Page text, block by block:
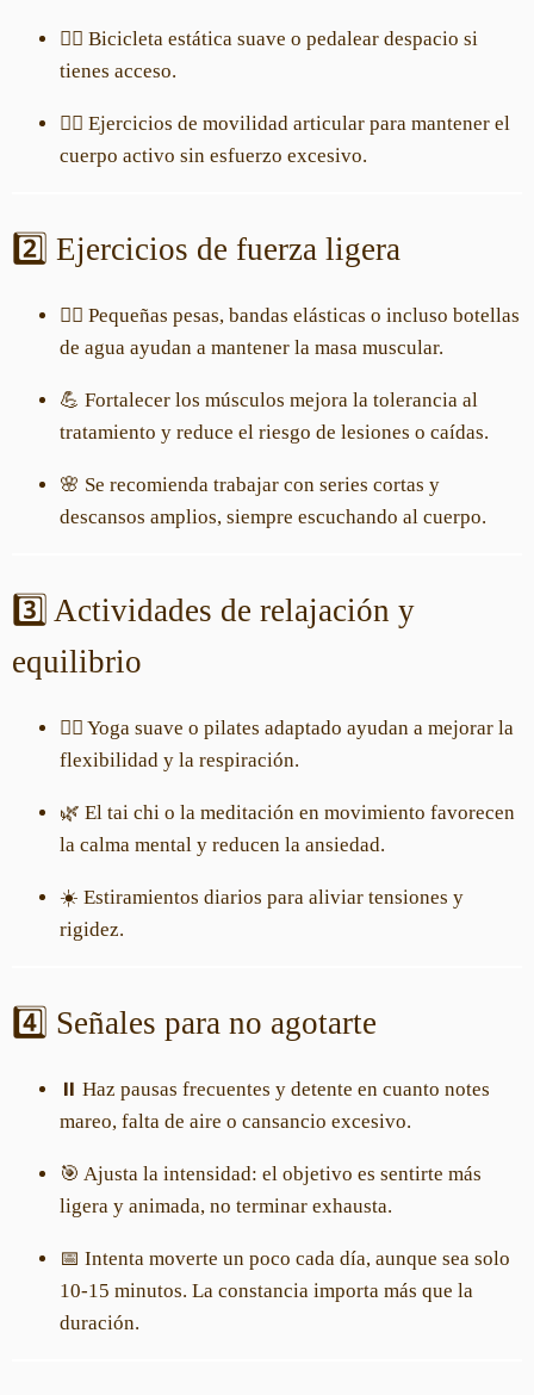
🚴‍♀️ Bicicleta estática suave o pedalear despacio si
tienes acceso.
🧘‍♀️ Ejercicios de movilidad articular para mantener el
cuerpo activo sin esfuerzo excesivo.
2️⃣ Ejercicios de fuerza ligera
🏋️‍♀️ Pequeñas pesas, bandas elásticas o incluso botellas
de agua ayudan a mantener la masa muscular.
💪 Fortalecer los músculos mejora la tolerancia al
tratamiento y reduce el riesgo de lesiones o caídas.
🌸 Se recomienda trabajar con series cortas y
descansos amplios, siempre escuchando al cuerpo.
3️⃣ Actividades de relajación y
equilibrio
🧘‍♀️ Yoga suave o pilates adaptado ayudan a mejorar la
flexibilidad y la respiración.
🌿 El tai chi o la meditación en movimiento favorecen
la calma mental y reducen la ansiedad.
☀️ Estiramientos diarios para aliviar tensiones y
rigidez.
4️⃣ Señales para no agotarte
⏸️ Haz pausas frecuentes y detente en cuanto notes
mareo, falta de aire o cansancio excesivo.
🎯 Ajusta la intensidad: el objetivo es sentirte más
ligera y animada, no terminar exhausta.
📅 Intenta moverte un poco cada día, aunque sea solo
10-15 minutos. La constancia importa más que la
duración.